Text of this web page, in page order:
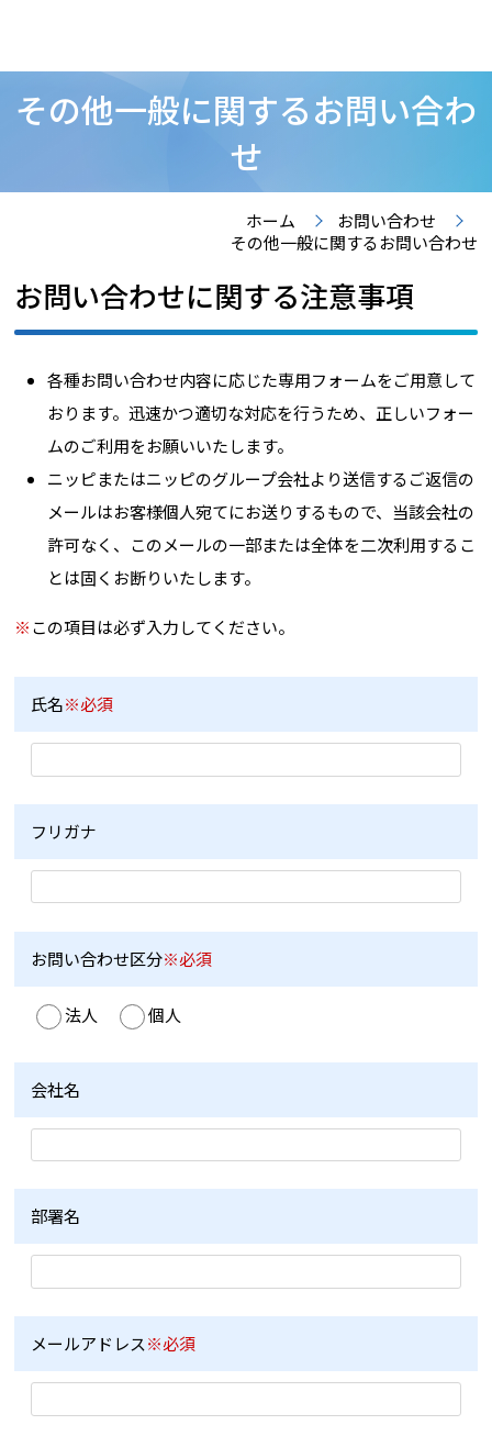
その他一般に関するお問い合わ
せ
ホーム
お問い合わせ
その他一般に関するお問い合わせ
お問い合わせに関する注意事項
各種お問い合わせ内容に応じた専用フォームをご用意して
おります。迅速かつ適切な対応を行うため、正しいフォー
ムのご利用をお願いいたします。
ニッピまたはニッピのグループ会社より送信するご返信の
メールはお客様個人宛てにお送りするもので、当該会社の
許可なく、このメールの一部または全体を二次利用するこ
とは固くお断りいたします。
※この項目は必ず入力してください。
氏名※必須
フリガナ
お問い合わせ区分※必須
法人 個人
会社名
部署名
メールアドレス※必須